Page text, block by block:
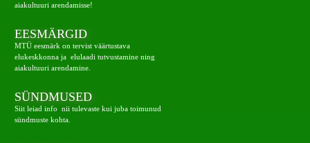
aiakultuuri arendamisse!
EESMÄRGID
MTÜ eesmärk on tervist väärtustava
elukeskkonna ja elulaadi tutvustamine ning
aiakultuuri arendamine.
SÜNDMUSED
Siit leiad info nii tulevaste kui juba toimunud
sündmuste kohta.